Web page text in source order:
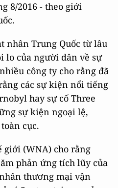
8/2016 - theo giới
nhân Trung Quốc từ lâu
lo của người dân về sự
công ty cho rằng đã
các sự kiện nổi tiếng
hay sự cố Three
sự kiện ngoại lệ,
cục.
giới (WNA) cho rằng
phản ứng tích lũy của
thương mại vận